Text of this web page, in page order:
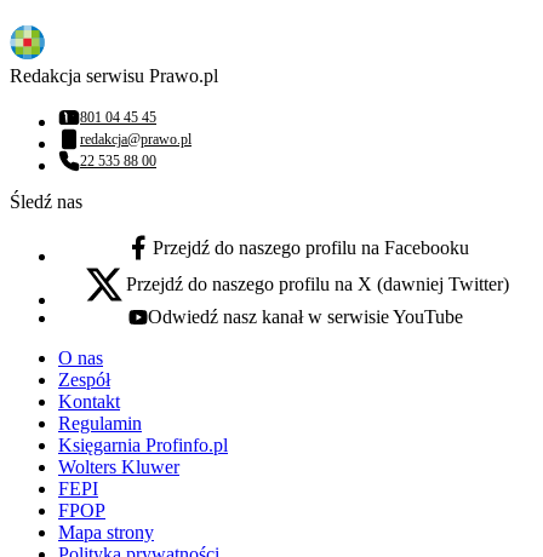
Redakcja serwisu Prawo.pl
Numer telefonu:
801 04 45 45
Adres email:
redakcja@prawo.pl
Numer telefonu:
22 535 88 00
Śledź nas
facebook - otwiera się w nowej karcie
Przejdź do naszego profilu na Facebooku
x - otwiera się w nowej karcie
Przejdź do naszego profilu na X (dawniej Twitter)
youtube - otwiera się w nowej karcie
Odwiedź nasz kanał w serwisie YouTube
O nas
Zespół
Kontakt
Regulamin
Księgarnia Profinfo.pl
Wolters Kluwer
FEPI
FPOP
Mapa strony